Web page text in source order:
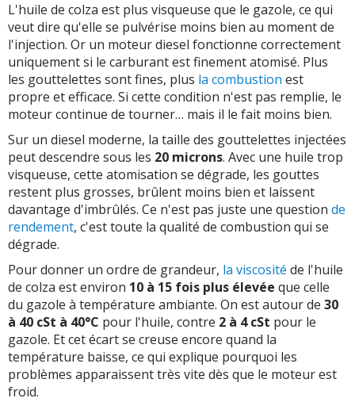
L'huile de colza est plus visqueuse que le gazole, ce qui
veut dire qu'elle se pulvérise moins bien au moment de
l'injection. Or un moteur diesel fonctionne correctement
uniquement si le carburant est finement atomisé. Plus
les gouttelettes sont fines, plus la combustion est
propre et efficace. Si cette condition n'est pas remplie, le
moteur continue de tourner… mais il le fait moins bien.
Sur un diesel moderne, la taille des gouttelettes injectées
peut descendre sous les 20 microns. Avec une huile trop
visqueuse, cette atomisation se dégrade, les gouttes
restent plus grosses, brûlent moins bien et laissent
davantage d'imbrûlés. Ce n'est pas juste une question de
rendement, c'est toute la qualité de combustion qui se
dégrade.
Pour donner un ordre de grandeur, la viscosité de l'huile
de colza est environ 10 à 15 fois plus élevée que celle
du gazole à température ambiante. On est autour de 30
à 40 cSt à 40°C pour l'huile, contre 2 à 4 cSt pour le
gazole. Et cet écart se creuse encore quand la
température baisse, ce qui explique pourquoi les
problèmes apparaissent très vite dès que le moteur est
froid.